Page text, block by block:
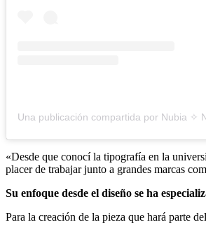
Una publicación compartida por Nubia ✧
«Desde que conocí la tipografía en la
placer de trabajar junto a grandes marcas
Su enfoque desde el diseño se ha
Para la creación de la pieza que hará parte